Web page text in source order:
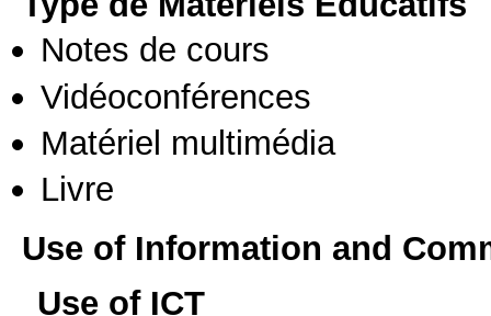
Notes de cours
Vidéoconférences
Matériel multimédia
Livre
Use of Information and
Use of ICT